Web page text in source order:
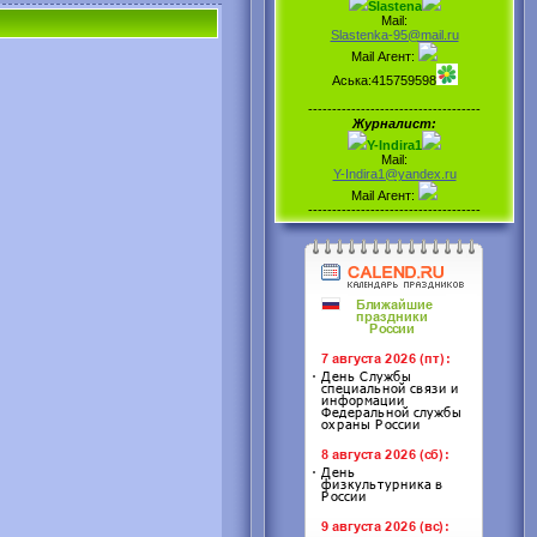
Slastena
Mail:
Slastenka-95@mail.ru
Mail Агент:
Аська:415759598
------------------------------------
Журналист:
Y-Indira1
Mail:
Y-Indira1@yandex.ru
Mail Агент:
------------------------------------